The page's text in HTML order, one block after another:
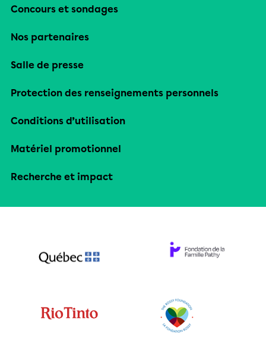
Concours et sondages
Nos partenaires
Salle de presse
Protection des renseignements personnels
Conditions d’utilisation
Matériel promotionnel
Recherche et impact